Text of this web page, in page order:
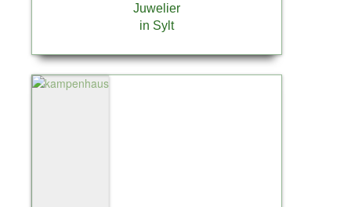
Juwelier
in Sylt